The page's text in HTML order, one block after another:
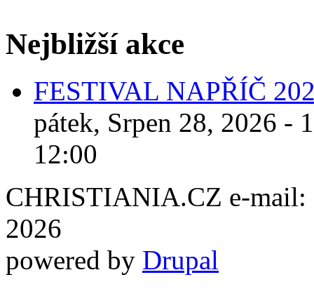
Nejbližší akce
FESTIVAL NAPŘÍČ
pátek, Srpen 28, 2026 -
12:00
CHRISTIANIA.CZ e-mail:
2026
powered by Drupal